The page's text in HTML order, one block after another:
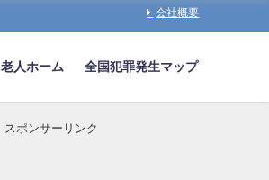
会社概要
老人ホーム 全国犯罪発生マップ
スポンサーリンク